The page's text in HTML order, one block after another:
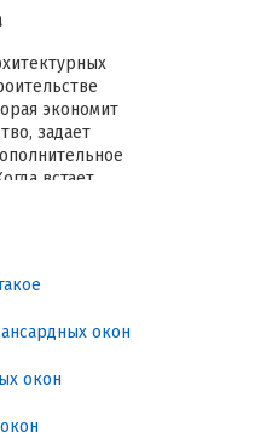
экономит
задает
встает
окна,
свой формат
обустройства
Воронеже.
выбрать
окон
окон